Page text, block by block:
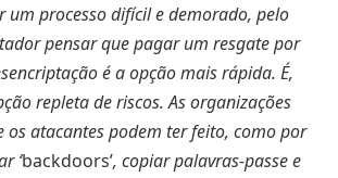
um processo difícil e demorado, pelo
pensar que pagar um resgate por
é a opção mais rápida. É,
repleta de riscos. As organizações
os atacantes podem ter feito, como por
‘backdoors’, copiar palavras-passe e